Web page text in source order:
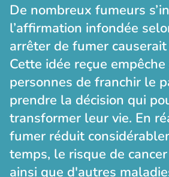
De nombreux fumeurs
l’affirmation infondée
arrêter de fumer
Cette idée reçue
personnes de franchir le
prendre la décision qui
transformer leur vie. En
fumer réduit
temps, le risque de
ainsi que d'autres